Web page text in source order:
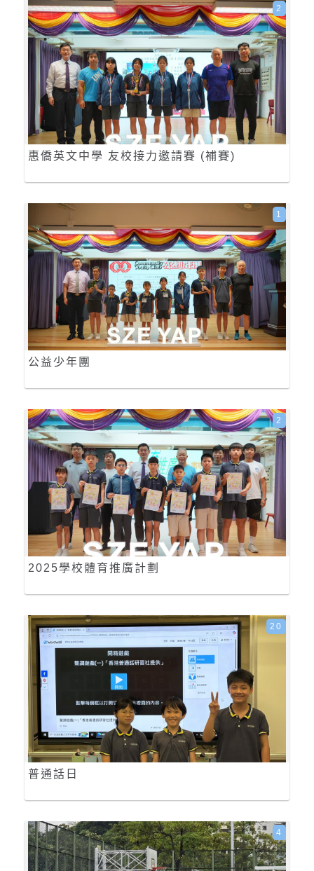
惠僑英文中學 友校接力邀請賽 (補賽)
2
公益少年團
1
2025學校體育推廣計劃
2
普通話日
20
4